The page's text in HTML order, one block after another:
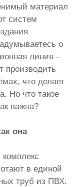
материал
систем
о
линия –
производить
что делает
Но что такое
важна?
она
в единой
труб из ПВХ.